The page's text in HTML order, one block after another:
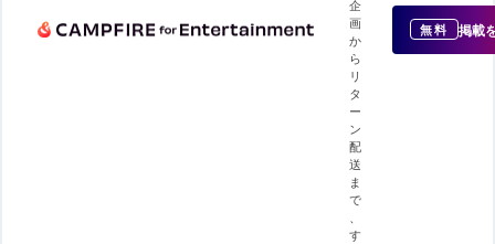
企
画
か
ら
リ
タ
ー
ン
配
送
ま
で
す
無料 掲載